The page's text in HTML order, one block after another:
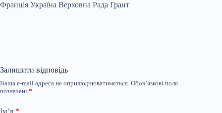
Франція Україна Верховна Рада Грант
Залишити відповідь
Ваша e-mail адреса не оприлюднюватиметься. Обов’язкові поля
позначені *
Ім’я *